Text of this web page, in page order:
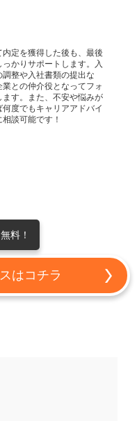
内定を獲得した後も、最後
っかりサポートします。入
調整や入社書類の提出な
業との仲介役となってフォ
ます。また、不安や悩みが
何度でもキャリアアドバイ
相談可能です！
料！
はコチラ